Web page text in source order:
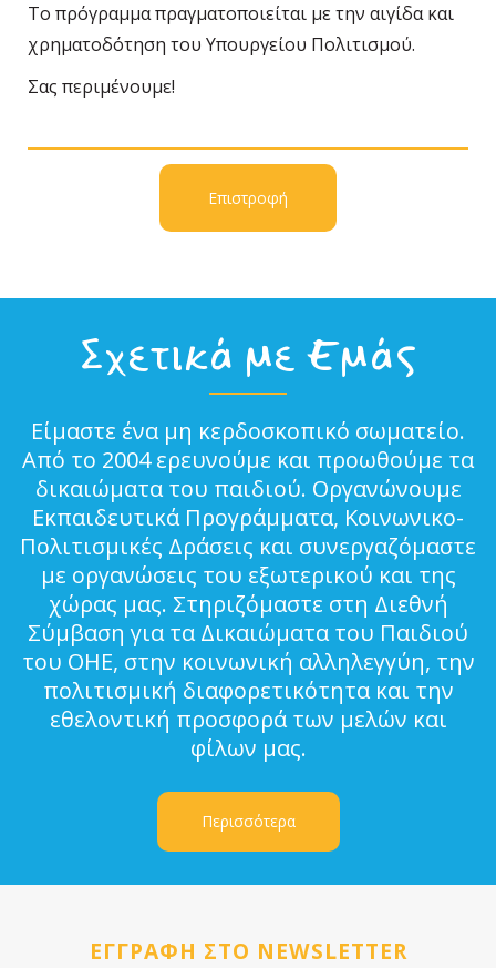
Το πρόγραμμα πραγματοποιείται με την αιγίδα και
χρηματοδότηση του Υπουργείου Πολιτισμού.
Σας περιμένουμε!
Επιστροφή
Σχετικά με Εμάς
Είμαστε ένα μη κερδοσκοπικό σωματείο.
Από το 2004 ερευνούμε και προωθούμε τα
δικαιώματα του παιδιού. Οργανώνουμε
Εκπαιδευτικά Προγράμματα, Κοινωνικο-
Πολιτισμικές Δράσεις και συνεργαζόμαστε
με οργανώσεις του εξωτερικού και της
χώρας μας. Στηριζόμαστε στη Διεθνή
Σύμβαση για τα Δικαιώματα του Παιδιού
του ΟΗΕ, στην κοινωνική αλληλεγγύη, την
πολιτισμική διαφορετικότητα και την
εθελοντική προσφορά των μελών και
φίλων μας.
Περισσότερα
ΕΓΓΡΑΦΗ ΣΤΟ NEWSLETTER